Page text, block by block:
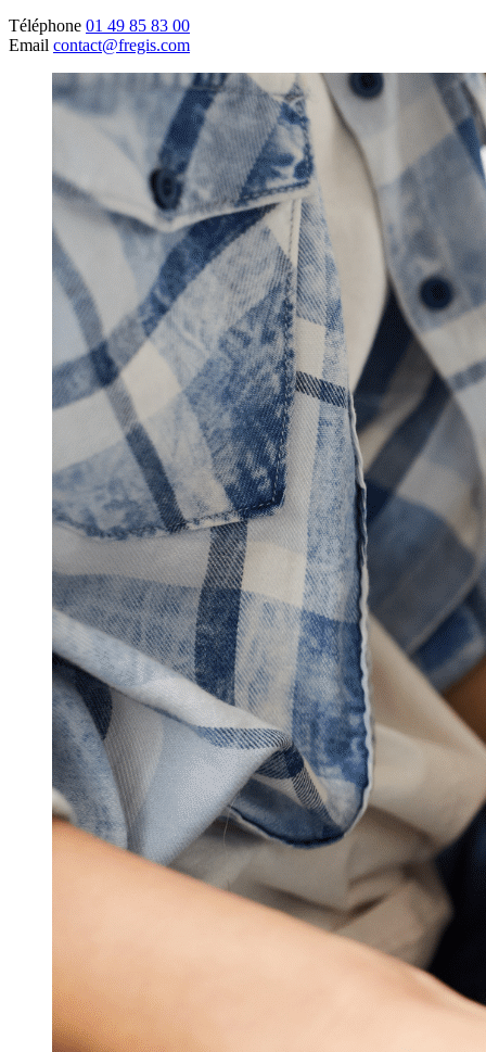
Téléphone 01 49 85 83 00
Email contact@fregis.com